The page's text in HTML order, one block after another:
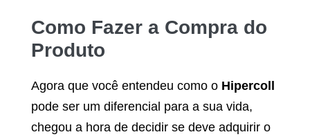
Como Fazer a Compra do
Produto
Agora que você entendeu como o Hipercoll
pode ser um diferencial para a sua vida,
chegou a hora de decidir se deve adquirir o